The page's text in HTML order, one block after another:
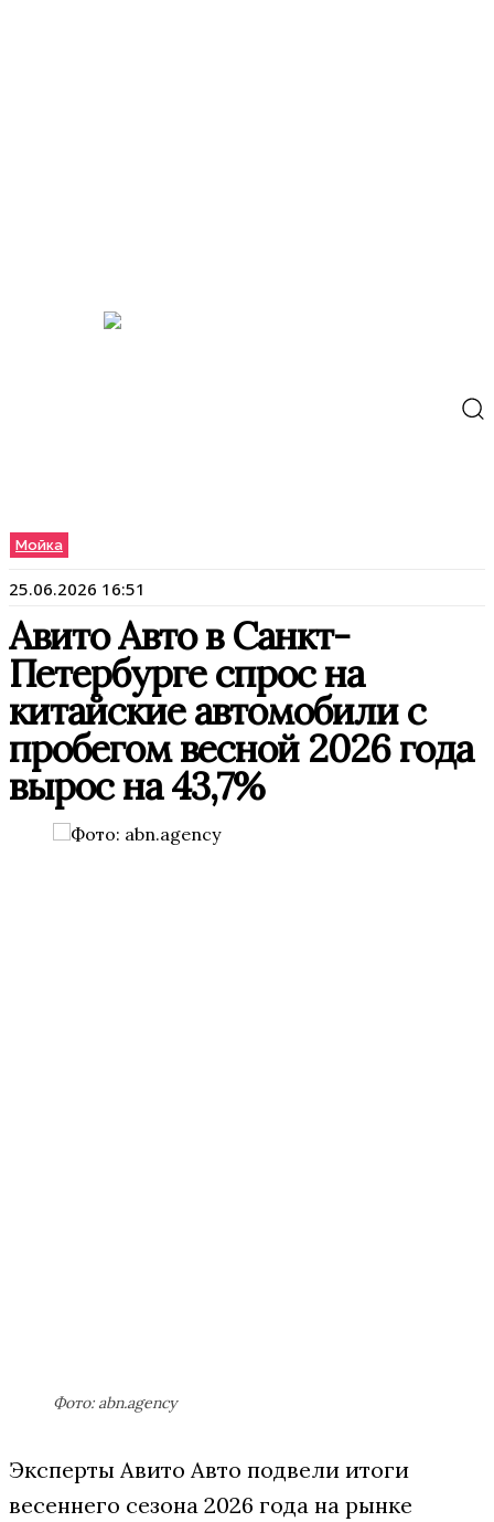
Мойка
25.06.2026 16:51
Авито Авто в Санкт-
Петербурге спрос на
китайские автомобили с
пробегом весной 2026 года
вырос на 43,7%
Фото: abn.agency
Эксперты Авито Авто подвели итоги
весеннего сезона 2026 года на рынке